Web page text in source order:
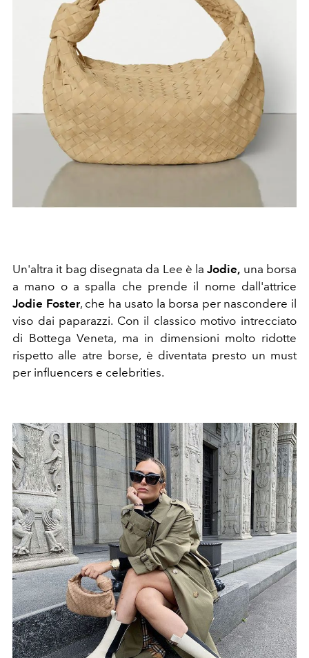
Un'altra it bag disegnata da Lee è laJodie, una borsa
a mano o a spalla che prende il nome dall'attrice
Jodie Foster, che ha usato la borsa per nascondere il
viso dai paparazzi. Con il classico motivo intrecciato
di Bottega Veneta, ma in dimensioni molto ridotte
rispetto alle atre borse, è diventata presto un must
per influencers e celebrities.